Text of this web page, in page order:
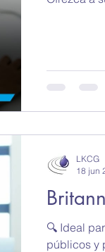
🔍 Ideal
públicos y
LKCG
18 jun